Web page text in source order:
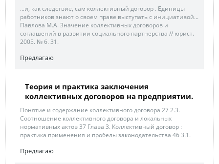
...и, как следствие, сам коллективный договор . Единицы
работников знают о своем праве выступать с инициативой...
Павлова М.А. Значение коллективных договоров и
соглашений в развитии социального партнерства // юрист.
2005. № 6. 31.
Предлагаю
Теория и практика заключения
коллективных договоров на предприятии.
Понятие и содержание коллективного договора 27 2.3.
Соотношение коллективного договора и локальных
нормативных актов 37 Глава 3. Коллективный договор :
практика применения и пробелы законодательства 46 3.1.
Предлагаю